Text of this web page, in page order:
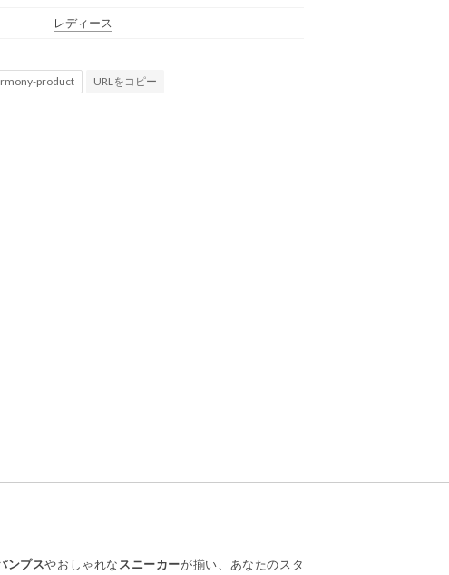
レディース
URLをコピー
ンプスやおしゃれな スニーカーが揃い、あなたのスタ